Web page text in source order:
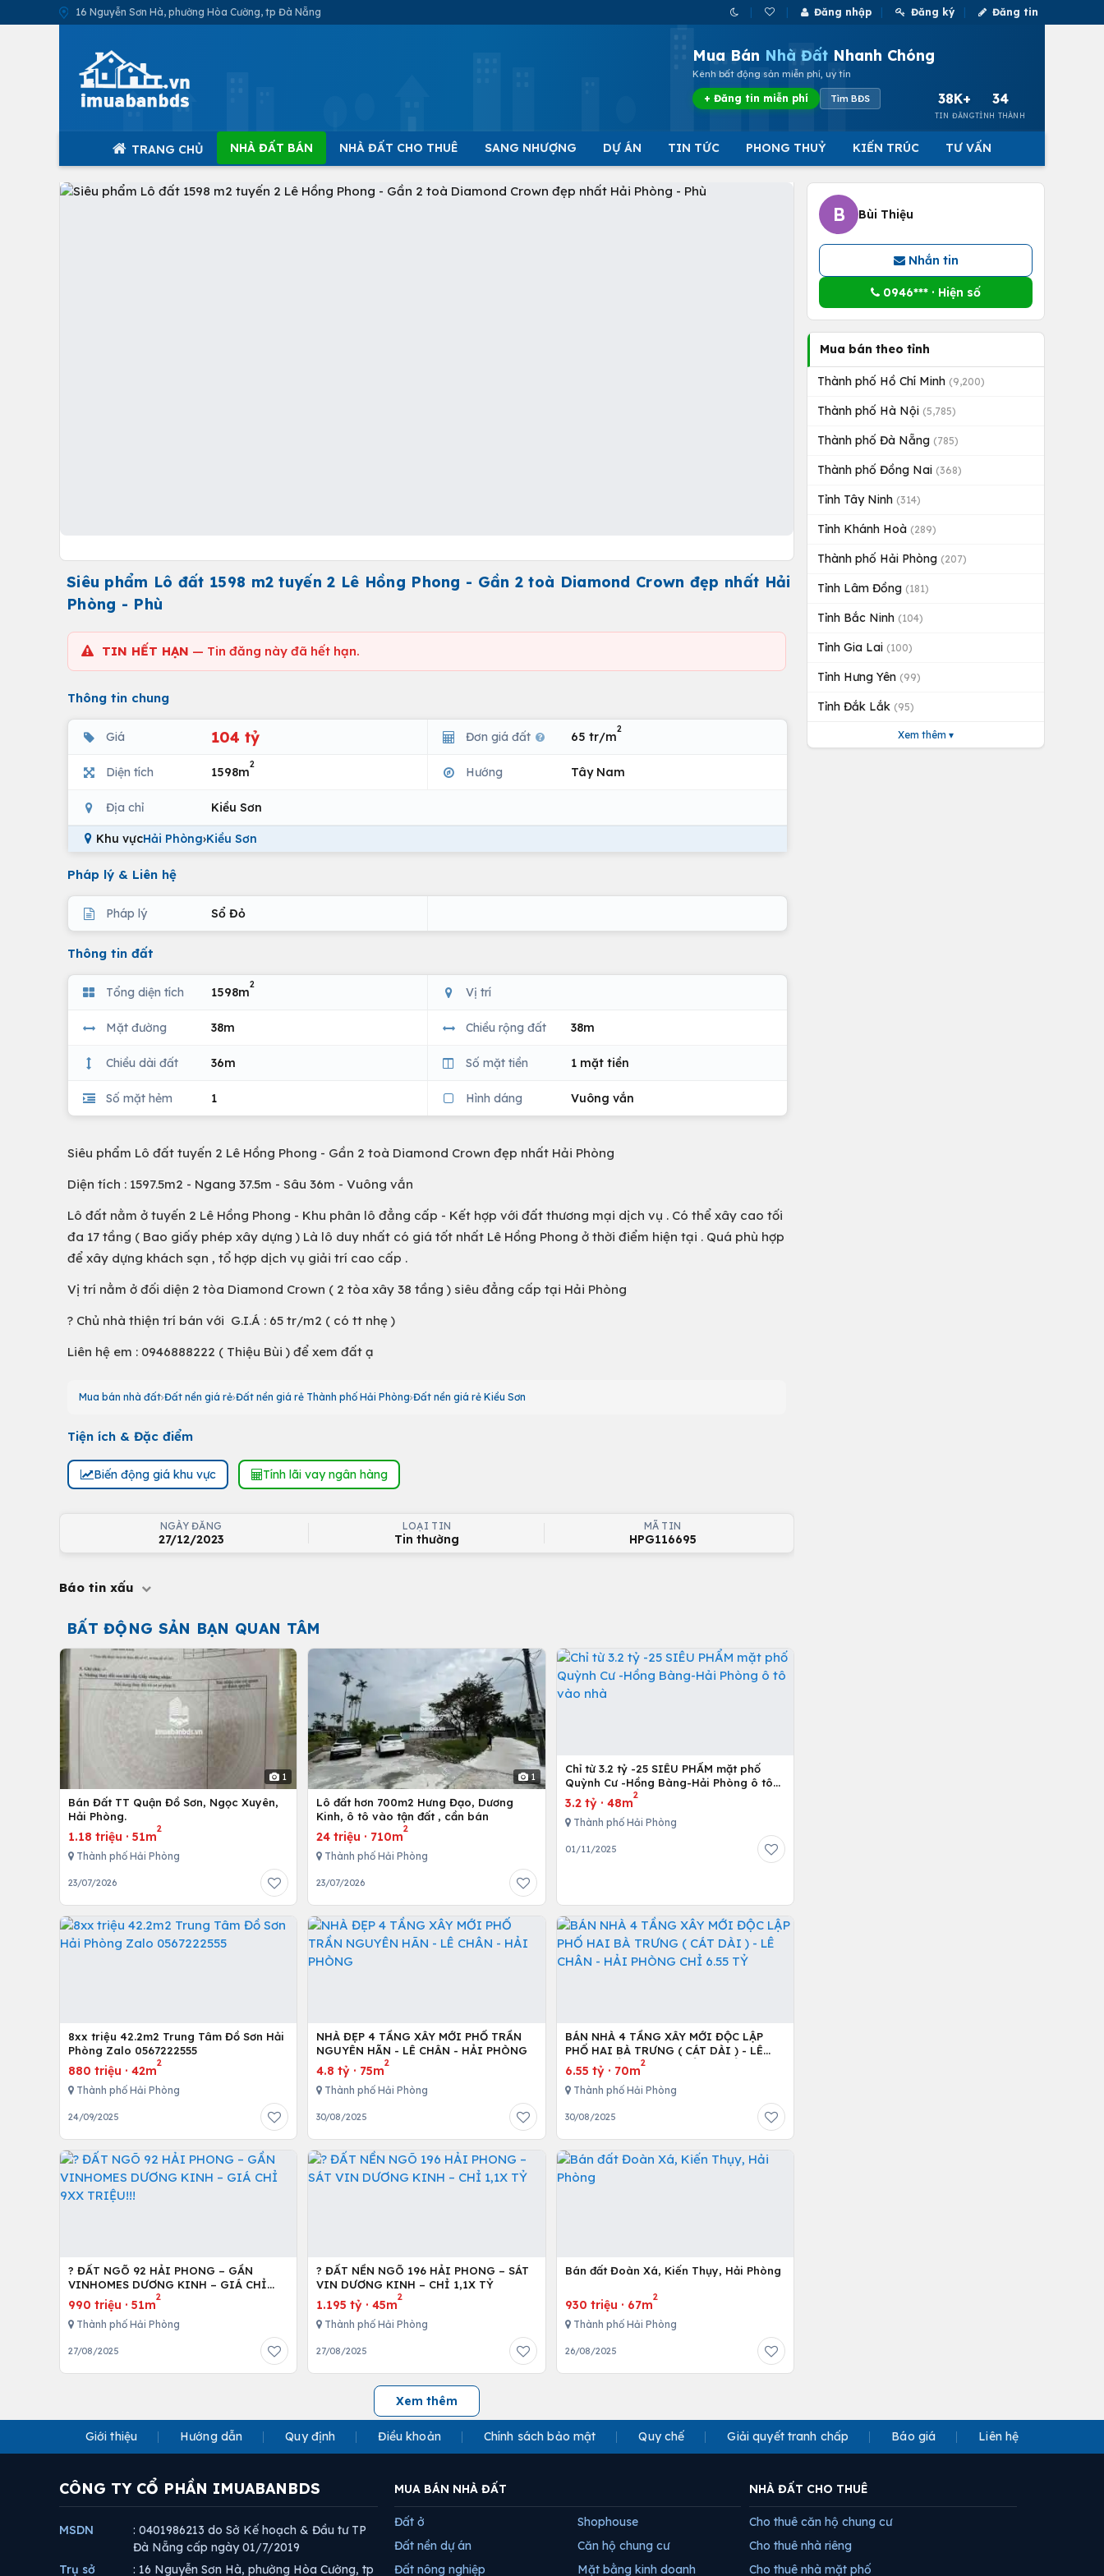
16 Nguyễn Sơn Hà, phường Hòa Cường, tp Đà Nẵng Đăng nhập Đăng ký Đăng tin
Mua Bán Nhà Đất Nhanh Chóng
Kênh bất động sản miễn phí, uy tín
+ Đăng tin miễn phí Tìm BĐS 38K+
TIN ĐĂNG
34
TỈNH THÀNH
TRANG CHỦ NHÀ ĐẤT BÁN NHÀ ĐẤT CHO THUÊ SANG NHƯỢNG DỰ ÁN TIN TỨC PHONG THUỶ KIẾN TRÚC TƯ VẤN
Siêu phẩm Lô đất 1598 m2 tuyến 2 Lê Hồng Phong - Gần 2 toà Diamond Crown đẹp nhất Hải
Phòng - Phù
TIN HẾT HẠN — Tin đăng này đã hết hạn.
Thông tin chung
Giá 104 tỷ Đơn giá đất 65 tr/m
2
Diện tích 1598m
2
Hướng Tây Nam
Địa chỉ Kiều Sơn
Khu vựcHải Phòng›Kiều Sơn
Pháp lý & Liên hệ
Pháp lý Sổ Đỏ
Thông tin đất
Tổng diện tích 1598m
2
Vị trí
Mặt đường 38m Chiều rộng đất 38m
Chiều dài đất 36m Số mặt tiền 1 mặt tiền
Số mặt hẻm 1 Hình dáng Vuông vắn
Siêu phẩm Lô đất tuyến 2 Lê Hồng Phong - Gần 2 toà Diamond Crown đẹp nhất Hải Phòng
Diện tích : 1597.5m2 - Ngang 37.5m - Sâu 36m - Vuông vắn
Lô đất nằm ở tuyến 2 Lê Hồng Phong - Khu phân lô đẳng cấp - Kết hợp với đất thương mại dịch vụ . Có thể xây cao tối
đa 17 tầng ( Bao giấy phép xây dựng ) Là lô duy nhất có giá tốt nhất Lê Hồng Phong ở thời điểm hiện tại . Quá phù hợp
để xây dựng khách sạn , tổ hợp dịch vụ giải trí cao cấp .
Vị trí nằm ở đối diện 2 tòa Diamond Crown ( 2 tòa xây 38 tầng ) siêu đẳng cấp tại Hải Phòng
? Chủ nhà thiện trí bán với G.I.Á : 65 tr/m2 ( có tt nhẹ )
Liên hệ em : 0946888222 ( Thiệu Bùi ) để xem đất ạ
Mua bán nhà đất Đất nền giá rẻ Đất nền giá rẻ Thành phố Hải Phòng Đất nền giá rẻ Kiều Sơn
Tiện ích & Đặc điểm
Biến động giá khu vực Tính lãi vay ngân hàng
NGÀY ĐĂNG
27/12/2023
LOẠI TIN
Tin thường
MÃ TIN
HPG116695
Báo tin xấu
BẤT ĐỘNG SẢN BẠN QUAN TÂM
1
Bán Đất TT Quận Đồ Sơn, Ngọc Xuyên,
Hải Phòng.
1.18 triệu · 51m
2
Thành phố Hải Phòng
23/07/2026
1
Lô đất hơn 700m2 Hưng Đạo, Dương
Kinh, ô tô vào tận đất , cần bán
24 triệu · 710m
2
Thành phố Hải Phòng
23/07/2026
Chỉ từ 3.2 tỷ -25 SIÊU PHẨM mặt phố
Quỳnh Cư -Hồng Bàng-Hải Phòng ô tô
vào nhà
3.2 tỷ· 48m
2
Thành phố Hải Phòng
01/11/2025
8xx triệu 42.2m2 Trung Tâm Đồ Sơn Hải
Phòng Zalo 0567222555
880 triệu · 42m
2
Thành phố Hải Phòng
24/09/2025
NHÀ ĐẸP 4 TẦNG XÂY MỚI PHỐ TRẦN
NGUYÊN HÃN - LÊ CHÂN - HẢI PHÒNG
4.8 tỷ · 75m
2
Thành phố Hải Phòng
30/08/2025
BÁN NHÀ 4 TẦNG XÂY MỚI ĐỘC LẬP
PHỐ HAI BÀ TRƯNG ( CÁT DÀI ) - LÊ
CHÂN - HẢI PHÒNG CHỈ 6.55 TỶ
6.55 tỷ· 70m
2
Thành phố Hải Phòng
30/08/2025
? ĐẤT NGÕ 92 HẢI PHONG – GẦN
VINHOMES DƯƠNG KINH – GIÁ CHỈ
9XX TRIỆU!!!
990 triệu · 51m
2
Thành phố Hải Phòng
27/08/2025
? ĐẤT NỀN NGÕ 196 HẢI PHONG – SÁT
VIN DƯƠNG KINH – CHỈ 1,1X TỶ
1.195 tỷ ·45m
2
Thành phố Hải Phòng
27/08/2025
Bán đất Đoàn Xá, Kiến Thụy, Hải Phòng
930 triệu · 67m
2
Thành phố Hải Phòng
26/08/2025
Xem thêm
B Bùi Thiệu
Nhắn tin
0946*** · Hiện số
Mua bán theo tỉnh
Thành phố Hồ Chí Minh (9,200)
Thành phố Hà Nội (5,785)
Thành phố Đà Nẵng (785)
Thành phố Đồng Nai (368)
Tỉnh Tây Ninh (314)
Tỉnh Khánh Hoà (289)
Thành phố Hải Phòng (207)
Tỉnh Lâm Đồng (181)
Tỉnh Bắc Ninh (104)
Tỉnh Gia Lai (100)
Tỉnh Hưng Yên (99)
Tỉnh Đắk Lắk (95)
Xem thêm ▾
Giới thiệu Hướng dẫn Quy định Điều khoản Chính sách bảo mật Quy chế Giải quyết tranh chấp Báo giá Liên hệ
CÔNG TY CỔ PHẦN IMUABANBDS
MSDN
: 0401986213 do Sở Kế hoạch & Đầu tư TP
Đà Nẵng cấp ngày 01/7/2019
Trụ sở
: 16 Nguyễn Sơn Hà, phường Hòa Cường, tp
MUA BÁN NHÀ ĐẤT
Đất ở
Đất nền dự án
Đất nông nghiệp
Shophouse
Căn hộ chung cư
Mặt bằng kinh doanh
NHÀ ĐẤT CHO THUÊ
Cho thuê căn hộ chung cư
Cho thuê nhà riêng
Cho thuê nhà mặt phố